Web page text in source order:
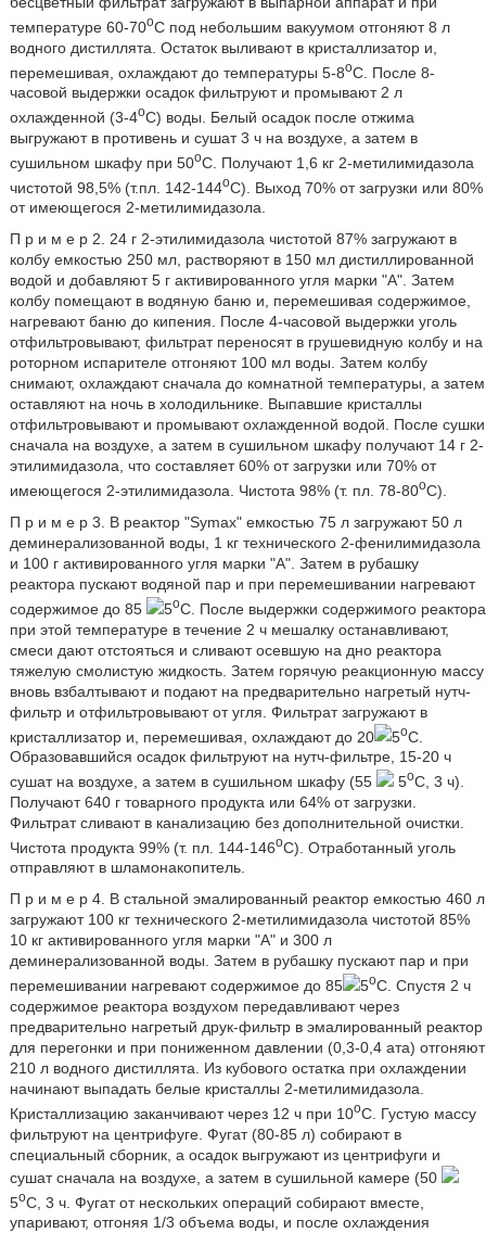
температуре 60-70оС под небольшим вакуумом отгоняют 8 л
водного дистиллята. Остаток выливают в кристаллизатор и,
перемешивая, охлаждают до температуры 5-8оС. После 8-
часовой выдержки осадок фильтруют и промывают 2 л
охлажденной (3-4оС) воды. Белый осадок после отжима
выгружают в противень и сушат 3 ч на воздухе, а затем в
сушильном шкафу при 50оС. Получают 1,6 кг 2-метилимидазола
чистотой 98,5% (т.пл. 142-144оС). Выход 70% от загрузки или 80%
от имеющегося 2-метилимидазола.
П р и м е р 2. 24 г 2-этилимидазола чистотой 87% загружают в
колбу емкостью 250 мл, растворяют в 150 мл дистиллированной
водой и добавляют 5 г активированного угля марки "А". Затем
колбу помещают в водяную баню и, перемешивая содержимое,
нагревают баню до кипения. После 4-часовой выдержки уголь
отфильтровывают, фильтрат переносят в грушевидную колбу и на
роторном испарителе отгоняют 100 мл воды. Затем колбу
снимают, охлаждают сначала до комнатной температуры, а затем
оставляют на ночь в холодильнике. Выпавшие кристаллы
отфильтровывают и промывают охлажденной водой. После сушки
сначала на воздухе, а затем в сушильном шкафу получают 14 г 2-
этилимидазола, что составляет 60% от загрузки или 70% от
имеющегося 2-этилимидазола. Чистота 98% (т. пл. 78-80оС).
П р и м е р 3. В реактор "Symax" емкостью 75 л загружают 50 л
деминерализованной воды, 1 кг технического 2-фенилимидазола
и 100 г активированного угля марки "А". Затем в рубашку
реактора пускают водяной пар и при перемешивании нагревают
содержимое до 85
5оС. После выдержки содержимого реактора
при этой температуре в течение 2 ч мешалку останавливают,
смеси дают отстояться и сливают осевшую на дно реактора
тяжелую смолистую жидкость. Затем горячую реакционную массу
вновь взбалтывают и подают на предварительно нагретый нутч-
фильтр и отфильтровывают от угля. Фильтрат загружают в
криcталлизатор и, перемешивая, охлаждают до 20
5оС.
Образовавшийcя оcадок фильтруют на нутч-фильтре, 15-20 ч
сушат на воздухе, а затем в сушильном шкафу (55
5оС, 3 ч).
Получают 640 г товарного продукта или 64% от загрузки.
Фильтрат сливают в канализацию без дополнительной очистки.
Чистота продукта 99% (т. пл. 144-146оС). Отработанный уголь
отправляют в шламонакопитель.
П р и м е р 4. В стальной эмалированный реактор емкостью 460 л
загружают 100 кг технического 2-метилимидазола чистотой 85%
10 кг активированного угля марки "А" и 300 л
деминерализованной воды. Затем в рубашку пускают пар и при
перемешивании нагревают содержимое до 85
5оС. Спустя 2 ч
содержимое реактора воздухом передавливают через
предварительно нагретый друк-фильтр в эмалированный реактор
для перегонки и при пониженном давлении (0,3-0,4 ата) отгоняют
210 л водного дистиллята. Из кубового остатка при охлаждении
начинают выпадать белые кристаллы 2-метилимидазола.
Кристаллизацию заканчивают через 12 ч при 10оС. Густую массу
фильтруют на центрифуге. Фугат (80-85 л) собирают в
специальный сборник, а осадок выгружают из центрифуги и
сушат сначала на воздухе, а затем в сушильной камере (50
5оС, 3 ч. Фугат от нескольких операций собирают вместе,
упаривают, отгоняя 1/3 объема воды, и после охлаждения